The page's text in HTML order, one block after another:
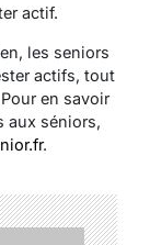
actif.
les seniors
actifs, tout
en savoir
aux séniors,
.